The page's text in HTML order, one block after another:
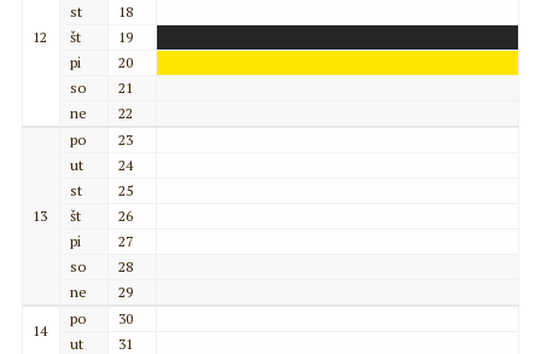
12
st
18
št
19
pi
20
so
21
ne
22
13
po
23
ut
24
st
25
št
26
pi
27
so
28
ne
29
14
po
30
ut
31